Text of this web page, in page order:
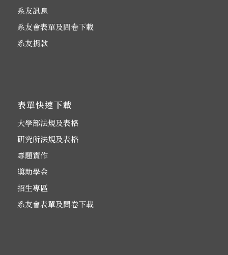
系友訊息
系友會表單及問卷下載
系友捐款
表單快速下載
大學部法規及表格
研究所法規及表格
專題實作
獎助學金
招生專區
系友會表單及問卷下載